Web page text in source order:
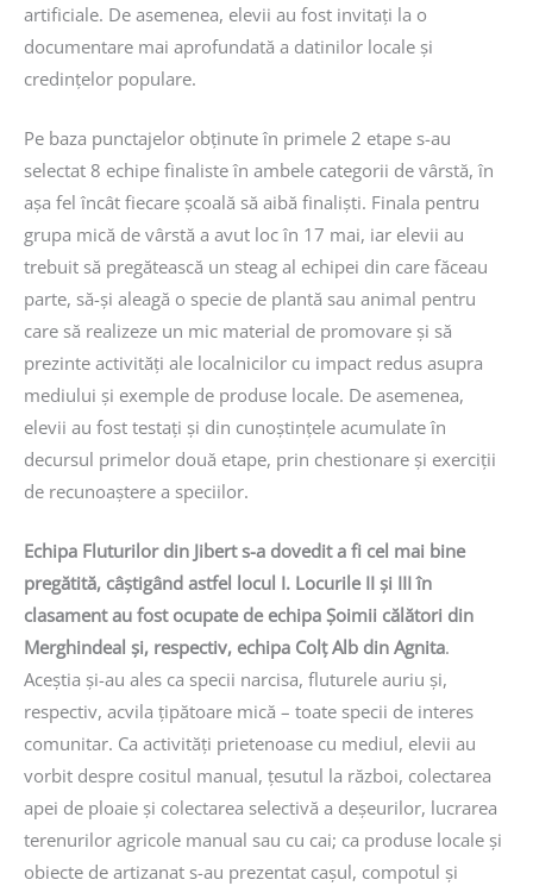
artificiale. De asemenea, elevii au fost invitați la o
documentare mai aprofundată a datinilor locale și
credințelor populare.
Pe baza punctajelor obținute în primele 2 etape s-au
selectat 8 echipe finaliste în ambele categorii de vârstă, în
așa fel încât fiecare școală să aibă finaliști. Finala pentru
grupa mică de vârstă a avut loc în 17 mai, iar elevii au
trebuit să pregătească un steag al echipei din care făceau
parte, să-și aleagă o specie de plantă sau animal pentru
care să realizeze un mic material de promovare și să
prezinte activități ale localnicilor cu impact redus asupra
mediului și exemple de produse locale. De asemenea,
elevii au fost testați și din cunoștințele acumulate în
decursul primelor două etape, prin chestionare și exerciții
de recunoaștere a speciilor.
Echipa Fluturilor din Jibert s-a dovedit a fi cel mai bine
pregătită, câștigând astfel locul I. Locurile II și III în
clasament au fost ocupate de echipa Șoimii călători din
Merghindeal și, respectiv, echipa Colț Alb din Agnita.
Aceștia și-au ales ca specii narcisa, fluturele auriu și,
respectiv, acvila țipătoare mică – toate specii de interes
comunitar. Ca activități prietenoase cu mediul, elevii au
vorbit despre cositul manual, țesutul la război, colectarea
apei de ploaie și colectarea selectivă a deșeurilor, lucrarea
terenurilor agricole manual sau cu cai; ca produse locale și
obiecte de artizanat s-au prezentat cașul, compotul și